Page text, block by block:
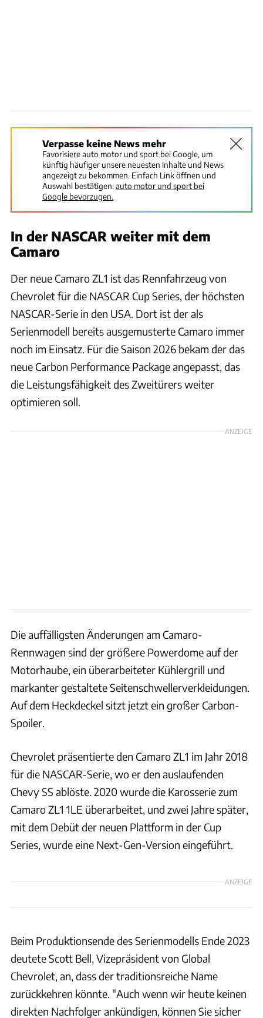
Verpasse keine News mehr
Favorisiere auto motor und sport bei Google, um
künftig häufiger unsere neuesten Inhalte und News
angezeigt zu bekommen. Einfach Link öffnen und
Auswahl bestätigen:auto motor und sport bei
Google bevorzugen.
In der NASCAR weiter mit dem
Camaro
Der neue Camaro ZL1 ist das Rennfahrzeug von
Chevrolet für die NASCAR Cup Series, der höchsten
NASCAR-Serie in den USA. Dort ist der als
Serienmodell bereits ausgemusterte Camaro immer
noch im Einsatz. Für die Saison 2026 bekam der das
neue Carbon Performance Package angepasst, das
die Leistungsfähigkeit des Zweitürers weiter
optimieren soll.
ANZEIGE
Die auffälligsten Änderungen am Camaro-
Rennwagen sind der größere Powerdome auf der
Motorhaube, ein überarbeiteter Kühlergrill und
markanter gestaltete Seitenschwellerverkleidungen.
Auf dem Heckdeckel sitzt jetzt ein großer Carbon-
Spoiler.
Chevrolet präsentierte den Camaro ZL1 im Jahr 2018
für die NASCAR-Serie, wo er den auslaufenden
Chevy SS ablöste. 2020 wurde die Karosserie zum
Camaro ZL1 1LE überarbeitet, und zwei Jahre später,
mit dem Debüt der neuen Plattform in der Cup
Series, wurde eine Next-Gen-Version eingeführt.
ANZEIGE
Beim Produktionsende des Serienmodells Ende 2023
deutete Scott Bell, Vizepräsident von Global
Chevrolet, an, dass der traditionsreiche Name
zurückkehren könnte. "Auch wenn wir heute keinen
direkten Nachfolger ankündigen, können Sie sicher